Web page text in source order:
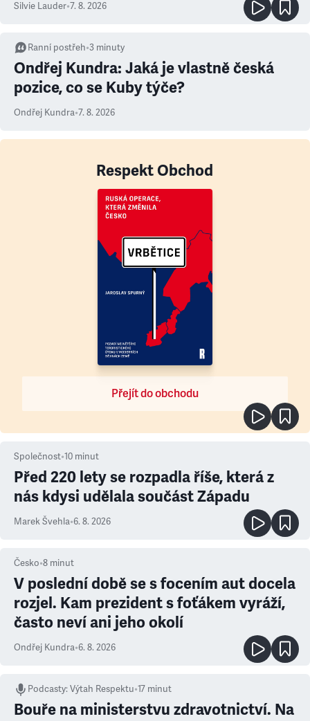
Silvie Lauder•7. 8. 2026
Ranní postřeh•3 minuty
Ondřej Kundra: Jaká je vlastně česká
pozice, co se Kuby týče?
Ondřej Kundra•7. 8. 2026
Respekt Obchod
Přejít do obchodu
Společnost•10 minut
Před 220 lety se rozpadla říše, která z
nás kdysi udělala součást Západu
Marek Švehla•6. 8. 2026
Česko•8 minut
V poslední době se s focením aut docela
rozjel. Kam prezident s foťákem vyráží,
často neví ani jeho okolí
Ondřej Kundra•6. 8. 2026
Podcasty:Výtah Respektu•17 minut
Bouře na ministerstvu zdravotnictví. Na